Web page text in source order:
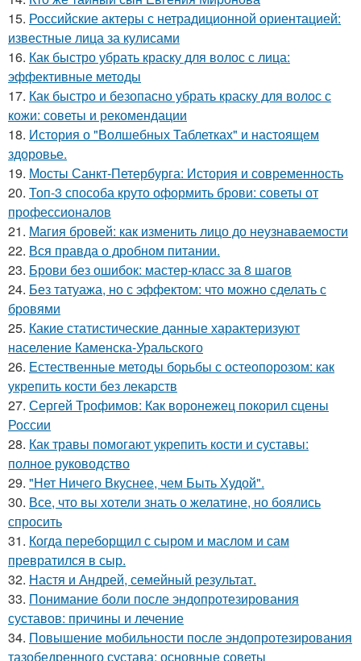
15. Российские актеры с нетрадиционной ориентацией:
известные лица за кулисами
16. Как быстро убрать краску для волос с лица:
эффективные методы
17. Как быстро и безопасно убрать краску для волос с
кожи: советы и рекомендации
18. История о "Волшебных Таблетках" и настоящем
здоровье.
19. Мосты Санкт-Петербурга: История и современность
20. Топ-3 способа круто оформить брови: советы от
профессионалов
21. Магия бровей: как изменить лицо до неузнаваемости
22. Вся правда о дробном питании.
23. Брови без ошибок: мастер-класс за 8 шагов
24. Без татуажа, но с эффектом: что можно сделать с
бровями
25. Какие статистические данные характеризуют
население Каменска-Уральского
26. Естественные методы борьбы с остеопорозом: как
укрепить кости без лекарств
27. Сергей Трофимов: Как воронежец покорил сцены
России
28. Как травы помогают укрепить кости и суставы:
полное руководство
29. "Нет Ничего Вкуснее, чем Быть Худой".
30. Все, что вы хотели знать о желатине, но боялись
спросить
31. Когда переборщил с сыром и маслом и сам
превратился в сыр.
32. Настя и Андрей, семейный результат.
33. Понимание боли после эндопротезирования
суставов: причины и лечение
34. Повышение мобильности после эндопротезирования
тазобедренного сустава: основные советы